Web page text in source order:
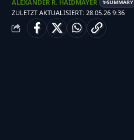
ZULETZT AKTUALISIERT: 28.05.26 9:36
ALEXANDER R. HAIDMAYER ✨SUMMARY